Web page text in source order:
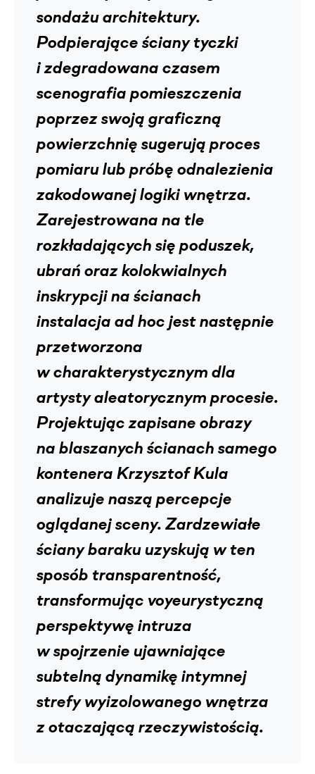
sondażu architektury.
Podpierające ściany tyczki
i zdegradowana czasem
scenografia pomieszczenia
poprzez swoją graficzną
powierzchnię sugerują proces
pomiaru lub próbę odnalezienia
zakodowanej logiki wnętrza.
Zarejestrowana na tle
rozkładających się poduszek,
ubrań oraz kolokwialnych
inskrypcji na ścianach
instalacja ad hoc jest następnie
przetworzona
w charakterystycznym dla
artysty aleatorycznym procesie.
Projektując zapisane obrazy
na blaszanych ścianach samego
kontenera Krzysztof Kula
analizuje naszą percepcje
oglądanej sceny. Zardzewiałe
ściany baraku uzyskują w ten
sposób transparentność,
transformując voyeurystyczną
perspektywę intruza
w spojrzenie ujawniające
subtelną dynamikę intymnej
strefy wyizolowanego wnętrza
z otaczającą rzeczywistością.